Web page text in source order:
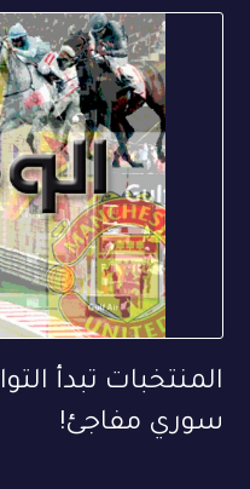
المنتخبات تبدأ
سوري مفاجئ!